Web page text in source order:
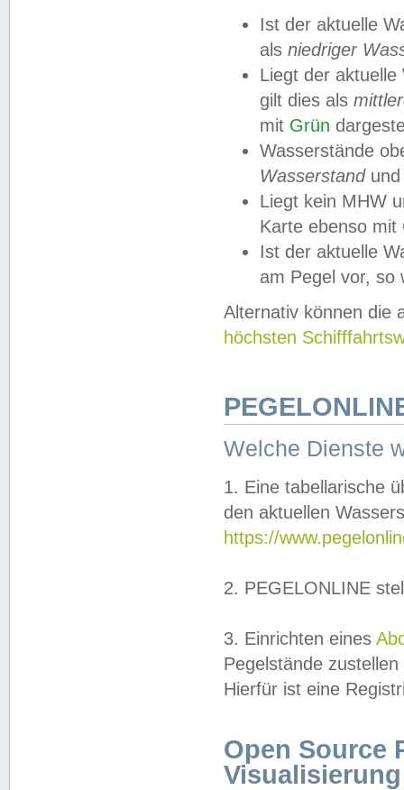
Ist der aktuelle
als niedriger
Liegt der
gilt dies als
mit Grün
Wasserstände
Wasserstandund
Liegt kein MHW
Karte ebenso mit
Ist der aktuelle
am Pegel vor,
Alternativ können die
höchsten
Welche Dienste
1. Eine tabellarische
den aktuellen
https://
2. PEGELONLINE
3. Einrichten eines
Pegelstände
Hierfür ist eine
Open Source
Visualisierung